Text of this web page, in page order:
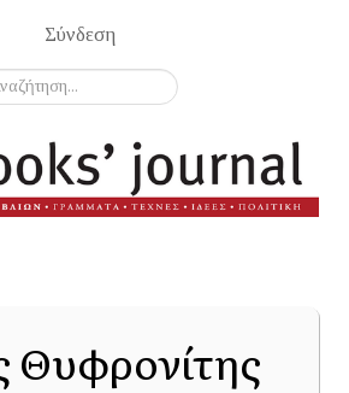
Σύνδεση
Θυφρονίτης